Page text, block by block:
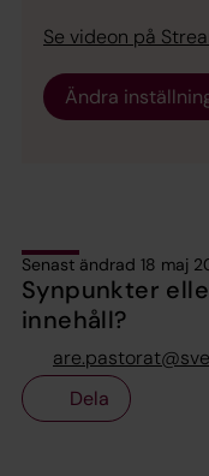
Se videon på
Ändra
Senast ändrad 18 maj
Synpunkter
innehåll?
Dela